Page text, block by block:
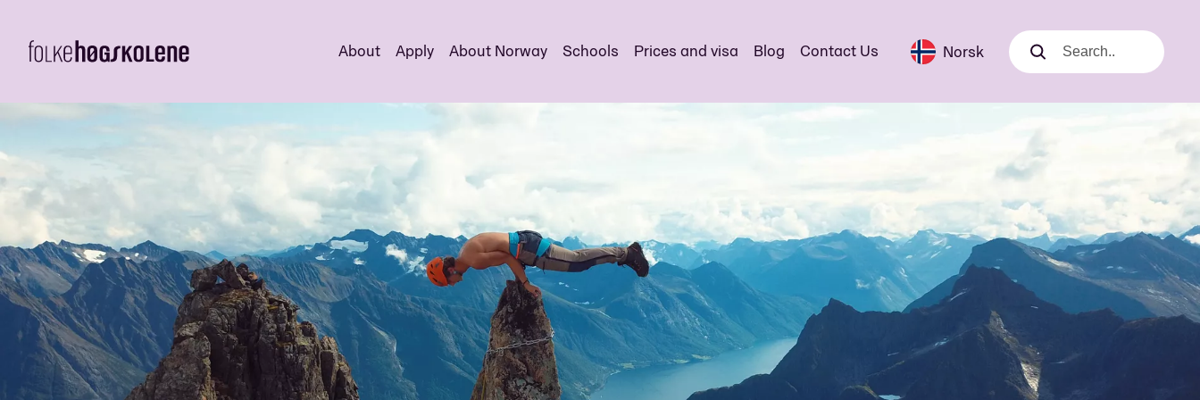
About Apply About Norway Schools Prices and visa Blog Contact Us Norsk Search
Search